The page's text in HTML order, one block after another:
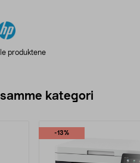
produktene
kategori
-13%